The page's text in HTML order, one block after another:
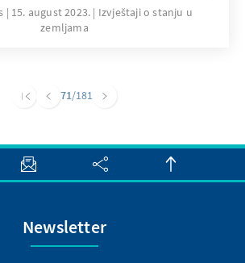
die Kandidaten der
Parlaments- und
darüber entschieden wird,
1,5 % der Stimmen
15. august 2023.
Izvještaji o stanju u
zemljama
71/181
Newsletter